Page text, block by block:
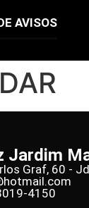
AVISOS
Jardim
Graf, 60 -
4150